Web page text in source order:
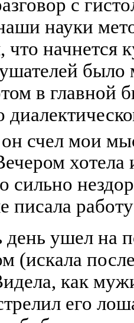
с
науки
начнется
было
в главной
счел мои
хотела
сильно
писала
день ушел на
(искала
как
его